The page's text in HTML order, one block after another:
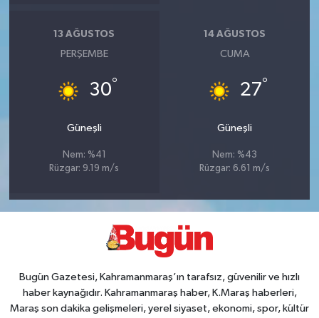
13 AĞUSTOS
PERŞEMBE
30°
Güneşli
Nem: %41
Rüzgar: 9.19 m/s
14 AĞUSTOS
CUMA
27°
Güneşli
Nem: %43
Rüzgar: 6.61 m/s
Bugün Gazetesi, Kahramanmaraş’ın tarafsız, güvenilir ve hızlı
haber kaynağıdır. Kahramanmaraş haber, K.Maraş haberleri,
Maraş son dakika gelişmeleri, yerel siyaset, ekonomi, spor, kültür